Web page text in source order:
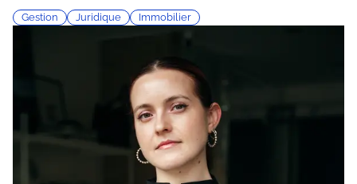
Gestion Juridique Immobilier